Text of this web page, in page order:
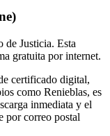
de Justicia. Esta
gratuita por internet.
certificado digital,
como Renieblas, es
inmediata y el
por correo postal